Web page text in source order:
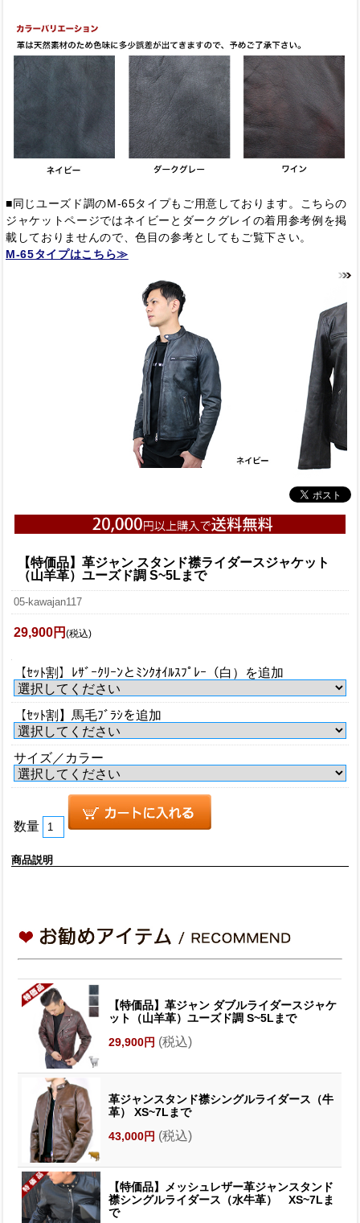
■同じユーズド調のM-65タイプもご用意しております。こちらの
ジャケットページではネイビーとダークグレイの着用参考例を掲
載しておりませんので、色目の参考としてもご覧下さい。
M-65タイプはこちら≫
【特価品】革ジャン スタンド襟ライダースジャケット
（山羊革）ユーズド調 S~5Lまで
05-kawajan117
29,900円 (税込)
【ｾｯﾄ割】ﾚｻﾞｰｸﾘｰﾝとﾐﾝｸｵｲﾙｽﾌﾟﾚｰ（白）を追加
【ｾｯﾄ割】馬毛ﾌﾞﾗｼを追加
サイズ／カラー
数量
商品説明
【特価品】革ジャン ダブルライダースジャケ
ット（山羊革）ユーズド調 S~5Lまで
29,900円 (税込)
革ジャンスタンド襟シングルライダース（牛
革） XS~7Lまで
43,000円 (税込)
【特価品】メッシュレザー革ジャンスタンド
襟シングルライダース（水牛革） XS~7Lま
で